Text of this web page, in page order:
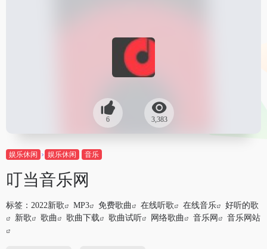
6 3,383
娱乐休闲 娱乐休闲 音乐
叮当音乐网
标签： 2022新歌 MP3 免费歌曲 在线听歌 在线音乐
好听的歌
新歌
歌曲 歌曲下载 歌曲试听 网络歌曲 音乐网 音乐网站